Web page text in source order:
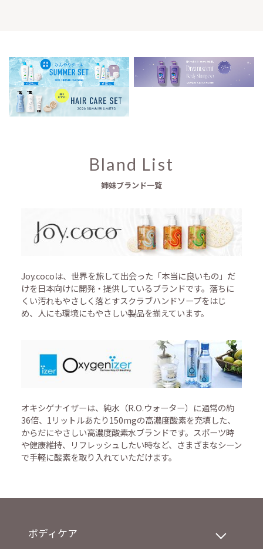
Bland List
姉妹ブランド一覧
Joy.cocoは、世界を旅して出会った「本当に良いもの」だ
けを日本向けに開発・提供しているブランドです。落ちに
くい汚れもやさしく落とすスクラブハンドソープをはじ
め、人にも環境にもやさしい製品を揃えています。
オキシゲナイザーは、純水（R.O.ウォーター）に通常の約
36倍、1リットルあたり150mgの高濃度酸素を充填した、
からだにやさしい高濃度酸素水ブランドです。スポーツ時
や健康維持、リフレッシュしたい時など、さまざまなシーン
で手軽に酸素を取り入れていただけます。
ボディケア